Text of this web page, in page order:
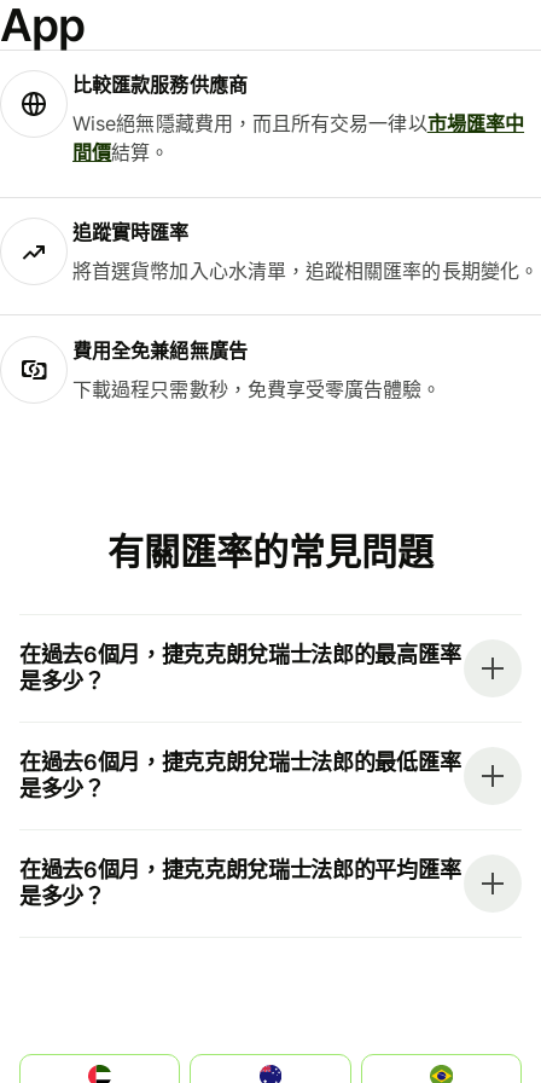
App
比較匯款服務供應商
Wise絕無隱藏費用，而且所有交易一律以市場匯率中
間價結算。
追蹤實時匯率
將首選貨幣加入心水清單，追蹤相關匯率的長期變化。
費用全免兼絕無廣告
下載過程只需數秒，免費享受零廣告體驗。
有關匯率的常見問題
在過去6個月，捷克克朗兌瑞士法郎的最高匯率
是多少？
在過去6個月，捷克克朗兌瑞士法郎的最低匯率
是多少？
在過去6個月，捷克克朗兌瑞士法郎的平均匯率
是多少？
الإمارات العربية المتحدة